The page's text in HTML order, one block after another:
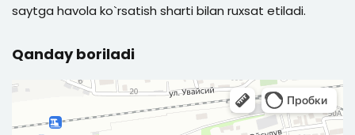
saytga havola ko`rsatish sharti bilan ruxsat etiladi.
Qanday boriladi